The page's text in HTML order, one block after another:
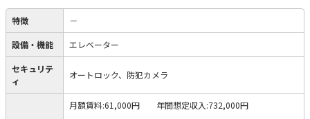
特徴 －
設備・機能 エレベーター
セキュリテ
ィ
オートロック、防犯カメラ
月額賃料:61,000円 年間想定収入:732,000円